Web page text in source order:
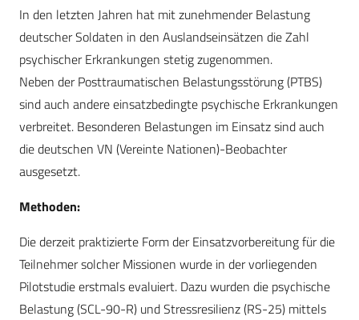
In den letzten Jahren hat mit zunehmender Belastung
deutscher Soldaten in den Auslandseinsätzen die Zahl
psychischer Erkrankungen stetig zugenommen.
Neben der Posttraumatischen Belastungsstörung (PTBS)
sind auch andere einsatzbedingte psychische Erkrankungen
verbreitet. Besonderen Belastungen im Einsatz sind auch
die deutschen VN (Vereinte Nationen)-Beobachter
ausgesetzt.
Methoden:
Die derzeit praktizierte Form der Einsatzvorbereitung für die
Teilnehmer solcher Missionen wurde in der vorliegenden
Pilotstudie erstmals evaluiert. Dazu wurden die psychische
Belastung (SCL-90-R) und Stressresilienz (RS-25) mittels